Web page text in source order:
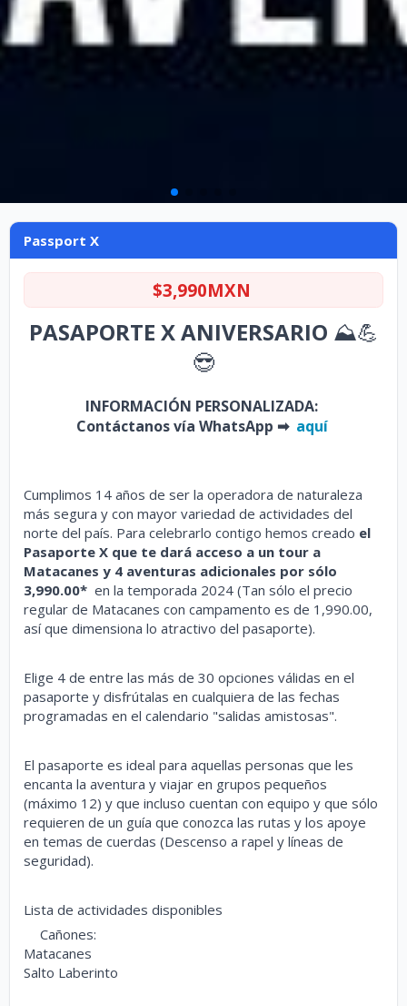
Passport X
Passport X
$3,990MXN
PASAPORTE X ANIVERSARIO ⛰💪
😎
INFORMACIÓN PERSONALIZADA:
Contáctanos vía WhatsApp ➡ aquí
Cumplimos 14 años de ser la operadora de naturaleza
más segura y con mayor variedad de actividades del
norte del país. Para celebrarlo contigo hemos creado el
Pasaporte X que te dará acceso a un tour a
Matacanes y 4 aventuras adicionales por sólo
3,990.00* en la temporada 2024 (Tan sólo el precio
regular de Matacanes con campamento es de 1,990.00,
así que dimensiona lo atractivo del pasaporte).
Elige 4 de entre las más de 30 opciones válidas en el
pasaporte y disfrútalas en cualquiera de las fechas
programadas en el calendario "salidas amistosas".
El pasaporte es ideal para aquellas personas que les
encanta la aventura y viajar en grupos pequeños
(máximo 12) y que incluso cuentan con equipo y que sólo
requieren de un guía que conozca las rutas y los apoye
en temas de cuerdas (Descenso a rapel y líneas de
seguridad).
Lista de actividades disponibles
Cañones:
Matacanes
Salto Laberinto